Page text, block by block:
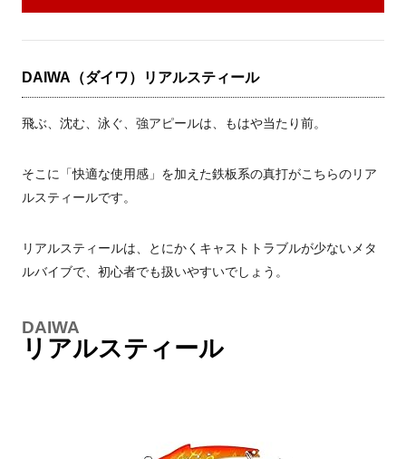
DAIWA（ダイワ）リアルスティール
飛ぶ、沈む、泳ぐ、強アピールは、もはや当たり前。
そこに「快適な使用感」を加えた鉄板系の真打がこちらのリア
ルスティールです。
リアルスティールは、とにかくキャストトラブルが少ないメタ
ルバイブで、初心者でも扱いやすいでしょう。
DAIWA
リアルスティール